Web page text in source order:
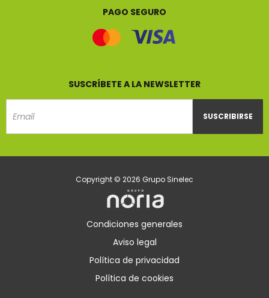
PAGO SEGURO
SUSCRÍBETE A LA NEWSLETTER
SUSCRIBIRSE
Copyright © 2026 Grupo Sinelec
Condiciones generales
Aviso legal
Política de privacidad
Política de cookies